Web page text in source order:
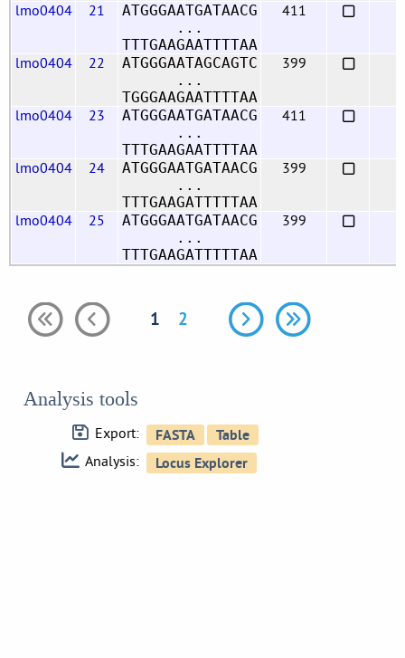
lmo0404 21
ATGGGAATGATAACG
...
TTTGAAGAATTTTAA
411
lmo0404 22
ATGGGAATAGCAGTC
...
TGGGAAGAATTTTAA
399
lmo0404 23
ATGGGAATGATAACG
...
TTTGAAGAATTTTAA
411
lmo0404 24
ATGGGAATGATAACG
...
TTTGAAGATTTTTAA
399
lmo0404 25
ATGGGAATGATAACG
...
TTTGAAGATTTTTAA
399
1 2
Analysis tools
Export:
Analysis: